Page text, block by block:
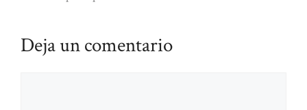
Deja un comentario